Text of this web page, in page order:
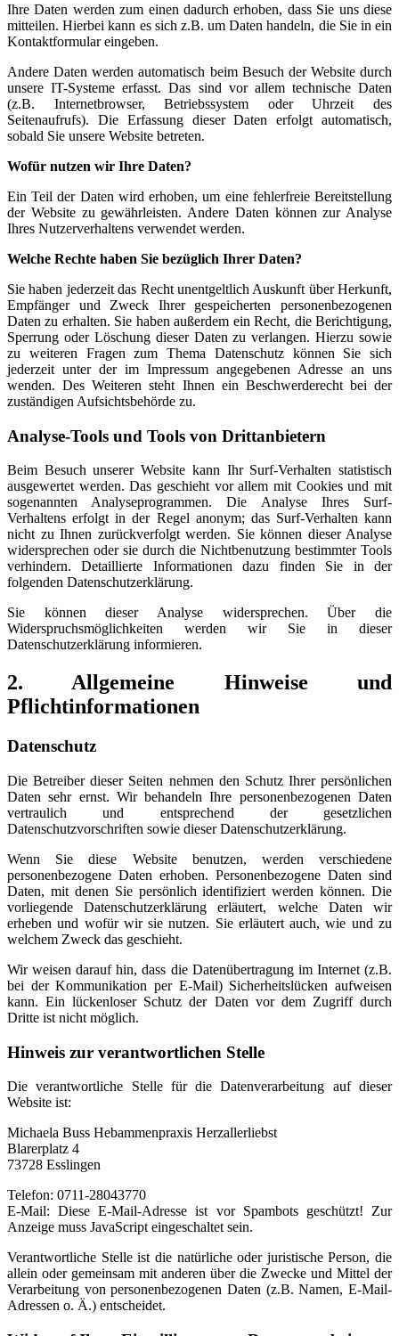
Ihre Daten werden zum einen dadurch erhoben, dass Sie uns diese
mitteilen. Hierbei kann es sich z.B. um Daten handeln, die Sie in ein
Kontaktformular eingeben.
Andere Daten werden automatisch beim Besuch der Website durch
unsere IT-Systeme erfasst. Das sind vor allem technische Daten
(z.B. Internetbrowser, Betriebssystem oder Uhrzeit des
Seitenaufrufs). Die Erfassung dieser Daten erfolgt automatisch,
sobald Sie unsere Website betreten.
Wofür nutzen wir Ihre Daten?
Ein Teil der Daten wird erhoben, um eine fehlerfreie Bereitstellung
der Website zu gewährleisten. Andere Daten können zur Analyse
Ihres Nutzerverhaltens verwendet werden.
Welche Rechte haben Sie bezüglich Ihrer Daten?
Sie haben jederzeit das Recht unentgeltlich Auskunft über Herkunft,
Empfänger und Zweck Ihrer gespeicherten personenbezogenen
Daten zu erhalten. Sie haben außerdem ein Recht, die Berichtigung,
Sperrung oder Löschung dieser Daten zu verlangen. Hierzu sowie
zu weiteren Fragen zum Thema Datenschutz können Sie sich
jederzeit unter der im Impressum angegebenen Adresse an uns
wenden. Des Weiteren steht Ihnen ein Beschwerderecht bei der
zuständigen Aufsichtsbehörde zu.
Analyse-Tools und Tools von Drittanbietern
Beim Besuch unserer Website kann Ihr Surf-Verhalten statistisch
ausgewertet werden. Das geschieht vor allem mit Cookies und mit
sogenannten Analyseprogrammen. Die Analyse Ihres Surf-
Verhaltens erfolgt in der Regel anonym; das Surf-Verhalten kann
nicht zu Ihnen zurückverfolgt werden. Sie können dieser Analyse
widersprechen oder sie durch die Nichtbenutzung bestimmter Tools
verhindern. Detaillierte Informationen dazu finden Sie in der
folgenden Datenschutzerklärung.
Sie können dieser Analyse widersprechen. Über die
Widerspruchsmöglichkeiten werden wir Sie in dieser
Datenschutzerklärung informieren.
2. Allgemeine Hinweise und
Pflichtinformationen
Datenschutz
Die Betreiber dieser Seiten nehmen den Schutz Ihrer persönlichen
Daten sehr ernst. Wir behandeln Ihre personenbezogenen Daten
vertraulich und entsprechend der gesetzlichen
Datenschutzvorschriften sowie dieser Datenschutzerklärung.
Wenn Sie diese Website benutzen, werden verschiedene
personenbezogene Daten erhoben. Personenbezogene Daten sind
Daten, mit denen Sie persönlich identifiziert werden können. Die
vorliegende Datenschutzerklärung erläutert, welche Daten wir
erheben und wofür wir sie nutzen. Sie erläutert auch, wie und zu
welchem Zweck das geschieht.
Wir weisen darauf hin, dass die Datenübertragung im Internet (z.B.
bei der Kommunikation per E-Mail) Sicherheitslücken aufweisen
kann. Ein lückenloser Schutz der Daten vor dem Zugriff durch
Dritte ist nicht möglich.
Hinweis zur verantwortlichen Stelle
Die verantwortliche Stelle für die Datenverarbeitung auf dieser
Website ist:
Michaela Buss Hebammenpraxis Herzallerliebst
Blarerplatz 4
73728 Esslingen
Telefon: 0711-28043770
E-Mail:Diese E-Mail-Adresse ist vor Spambots geschützt! Zur
Anzeige muss JavaScript eingeschaltet sein.
Verantwortliche Stelle ist die natürliche oder juristische Person, die
allein oder gemeinsam mit anderen über die Zwecke und Mittel der
Verarbeitung von personenbezogenen Daten (z.B. Namen, E-Mail-
Adressen o. Ä.) entscheidet.